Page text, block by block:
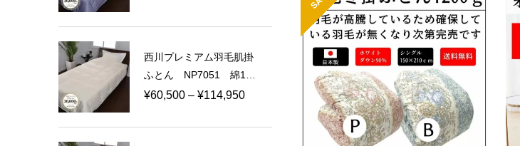
–
¥74,800
帯:
–
西川プレミアム羽毛肌掛
ふとん NP7051 綿10
0％ 60ラムコサテン
¥60,500 – ¥114,950価
帯: